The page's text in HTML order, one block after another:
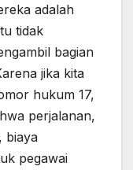
adalah
tidak
bagian
jika kita
hukum 17,
perjalanan,
biaya
pegawai